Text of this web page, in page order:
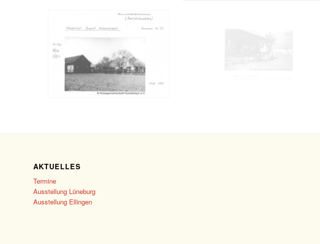
AKTUELLES
Termine
Ausstellung Lüneburg
Ausstellung Ellingen